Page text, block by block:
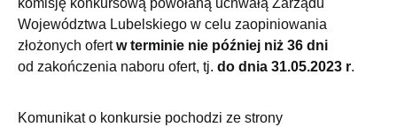
Województwa Lubelskiego w celu zaopiniowania
złożonych ofertw terminie nie później niż 36 dni
od zakończenia naboru ofert, tj. do dnia 31.05.2023 r.
Komunikat o konkursie pochodzi ze strony